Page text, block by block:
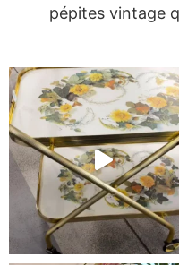
pépites vintage